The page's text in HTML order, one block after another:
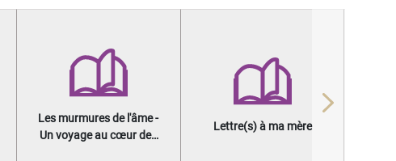
Les murmures de l'âme -
Un voyage au cœur des
Lettre(s) à ma mère
Next